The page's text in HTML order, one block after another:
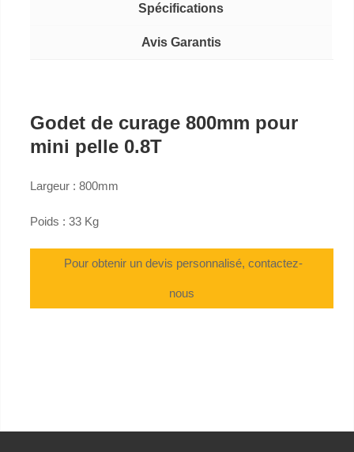
Spécifications
Avis Garantis
Godet de curage 800mm pour
mini pelle 0.8T
Largeur : 800mm
Poids : 33 Kg
Pour obtenir un devis personnalisé, contactez-
nous